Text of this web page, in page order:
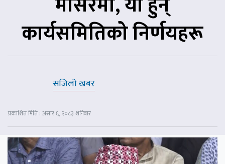
कार्यसमितिको निर्णयहरू
सजिलो खबर
प्रकाशित मिति : असार ६, २०८३ शनिबार